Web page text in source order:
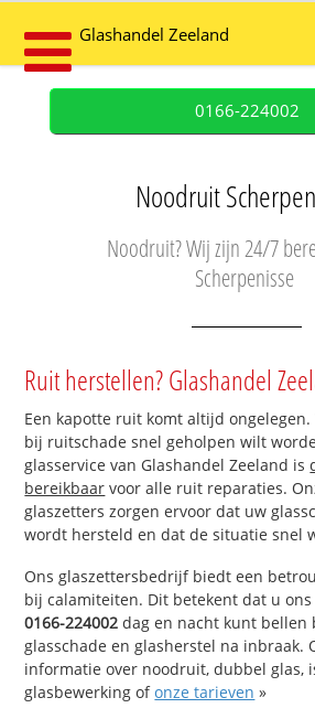
Glashandel Zeeland
0166-224002
Noodruit
Noodruit? Wij zijn 24/7
Scherpenisse
Ruit herstellen? Glashandel
Een kapotte ruit komt altijd
bij ruitschade snel geholpen wilt
glasservice van Glashandel Zeeland is
bereikbaar voor alle ruit reparaties.
glaszetters zorgen ervoor dat uw
wordt hersteld en dat de situatie snel
Ons glaszettersbedrijf biedt een
bij calamiteiten. Dit betekent dat u
0166-224002 dag en nacht kunt bellen
glasschade en glasherstel na inbraak.
informatie over noodruit, dubbel glas,
glasbewerking ofonze tarieven »